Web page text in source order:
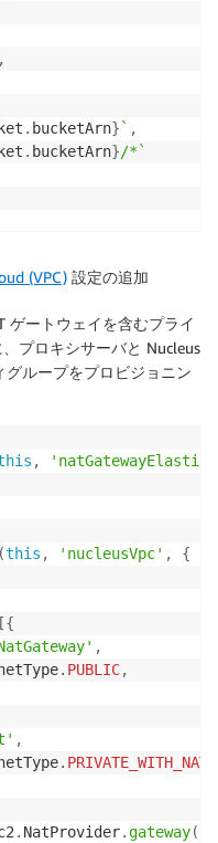
,
. bucketArn} ` ,
. bucketArn}/*`
(VPC) 設定の追加
ゲートウェイを含むプライ
プロキシサーバと Nucleus
ループをプロビジョニン
,
(this , 'nucleusVpc' ,
{
[{
,
. PUBLIC,
,
. PRIVATE_WITH_NAT
. NatProvider.gateway(